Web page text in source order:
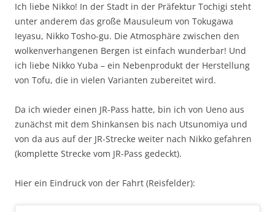
Ich liebe Nikko! In der Stadt in der Präfektur Tochigi steht
unter anderem das große Mausuleum von Tokugawa
Ieyasu, Nikko Tosho-gu. Die Atmosphäre zwischen den
wolkenverhangenen Bergen ist einfach wunderbar! Und
ich liebe Nikko Yuba – ein Nebenprodukt der Herstellung
von Tofu, die in vielen Varianten zubereitet wird.
Da ich wieder einen JR-Pass hatte, bin ich von Ueno aus
zunächst mit dem Shinkansen bis nach Utsunomiya und
von da aus auf der JR-Strecke weiter nach Nikko gefahren
(komplette Strecke vom JR-Pass gedeckt).
Hier ein Eindruck von der Fahrt (Reisfelder):